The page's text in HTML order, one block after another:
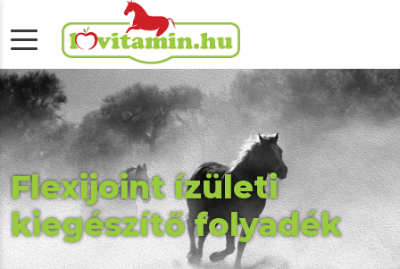
Flexijoint ízületi
kiegészítő folyadék